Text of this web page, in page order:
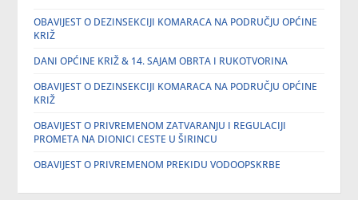
OBAVIJEST O DEZINSEKCIJI KOMARACA NA PODRUČJU OPĆINE
KRIŽ
DANI OPĆINE KRIŽ & 14. SAJAM OBRTA I RUKOTVORINA
OBAVIJEST O DEZINSEKCIJI KOMARACA NA PODRUČJU OPĆINE
KRIŽ
OBAVIJEST O PRIVREMENOM ZATVARANJU I REGULACIJI
PROMETA NA DIONICI CESTE U ŠIRINCU
OBAVIJEST O PRIVREMENOM PREKIDU VODOOPSKRBE